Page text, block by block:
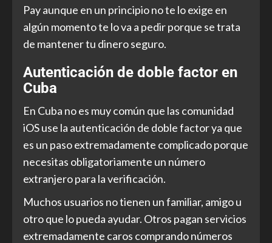
Pay aunque en un principio no te lo exige en
algún momento te lo va a pedir porque se trata
de mantener tu dinero seguro.
Autenticación de doble factor en
Cuba
En Cuba no es muy común que las comunidad
iOS use la autenticación de doble factor ya que
es un paso extremadamente complicado porque
necesitas obligatoriamente un número
extranjero para la verificación.
Muchos usuarios no tienen un familiar, amigo u
otro que lo pueda ayudar. Otros pagan servicios
extremadamente caros comprando números